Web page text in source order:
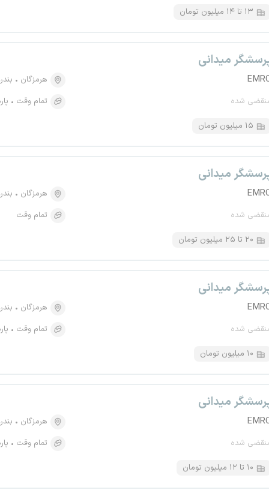
۱۳ تا ۱۴ میلیون تومان
میدانی
شده
هرمزگان
تمام وقت
۱۵ میلیون تومان
میدانی
شده
هرمزگان
تمام وقت
۲۰ تا ۲۵ میلیون تومان
میدانی
شده
هرمزگان
تمام وقت
۱۰ میلیون تومان
میدانی
شده
هرمزگان
تمام وقت
۱۰ تا ۱۲ میلیون تومان